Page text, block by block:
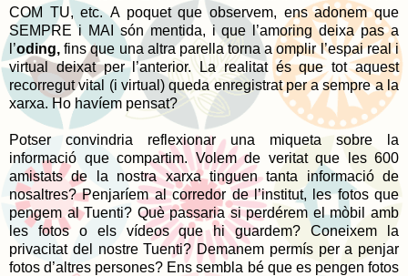
COM TU, etc.A poquet que observem, ens adonem que
SEMPRE i MAI són mentida, i que l’amoring deixa pas a
l’oding, fins que una altra parella torna a omplir l’espai real i
virtual deixat per l’anterior. La realitat és que tot aquest
recorregut vital (i virtual) queda enregistrat per a sempre a la
xarxa. Ho havíem pensat?
Potser convindria reflexionar una miqueta sobre la
informació que compartim.Volem de veritat que les 600
amistats de la nostra xarxa tinguen tanta informació de
nosaltres? Penjaríem al corredor de l’institut, les fotos que
pengem al Tuenti? Què passaria si perdérem el mòbil amb
les fotos o els vídeos que hi guardem? Coneixem la
privacitat del nostre Tuenti? Demanem permís per a penjar
fotos d’altres persones? Ens sembla bé que es pengen fotos